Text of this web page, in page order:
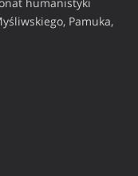
humanistyki
Pamuka,